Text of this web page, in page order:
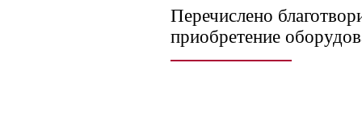
Перечислено
приобретение